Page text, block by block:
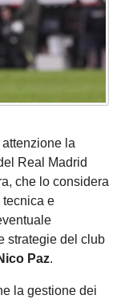
la
Real Madrid
che lo considera
tecnica e
strategie del club
Paz.
la gestione dei